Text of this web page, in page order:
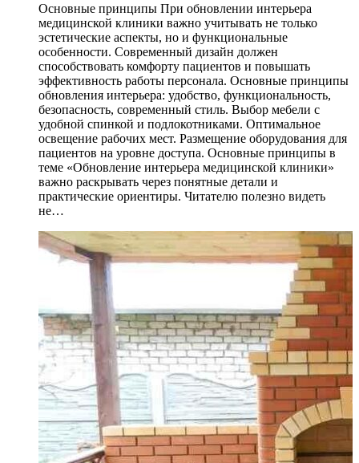
Основные принципы При обновлении интерьера
медицинской клиники важно учитывать не только
эстетические аспекты, но и функциональные
особенности. Современный дизайн должен
способствовать комфорту пациентов и повышать
эффективность работы персонала. Основные принципы
обновления интерьера: удобство, функциональность,
безопасность, современный стиль. Выбор мебели с
удобной спинкой и подлокотниками. Оптимальное
освещение рабочих мест. Размещение оборудования для
пациентов на уровне доступа. Основные принципы в
теме «Обновление интерьера медицинской клиники»
важно раскрывать через понятные детали и
практические ориентиры. Читателю полезно видеть
не…